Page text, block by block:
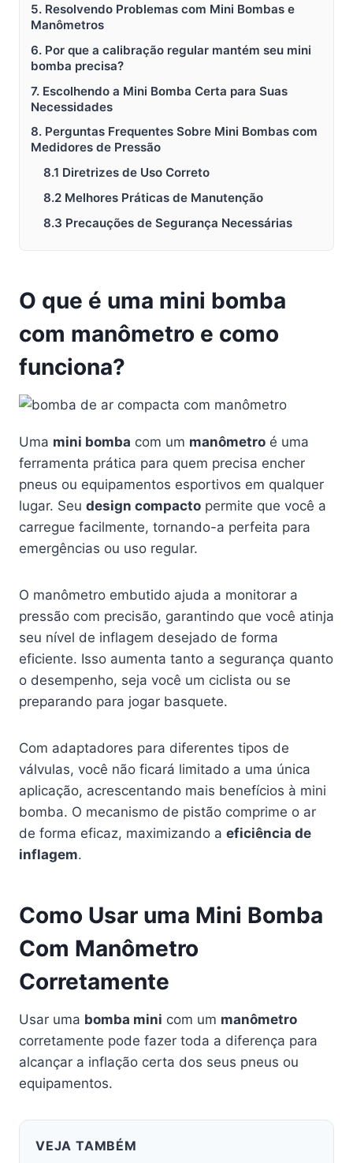
5. Resolvendo Problemas com Mini Bombas e
Manômetros
6. Por que a calibração regular mantém seu mini
bomba precisa?
7. Escolhendo a Mini Bomba Certa para Suas
Necessidades
8. Perguntas Frequentes Sobre Mini Bombas com
Medidores de Pressão
8.1 Diretrizes de Uso Correto
8.2 Melhores Práticas de Manutenção
8.3 Precauções de Segurança Necessárias
O que é uma mini bomba
com manômetro e como
funciona?
Uma mini bomba com um manômetro é uma
ferramenta prática para quem precisa encher
pneus ou equipamentos esportivos em qualquer
lugar. Seu design compacto permite que você a
carregue facilmente, tornando-a perfeita para
emergências ou uso regular.
O manômetro embutido ajuda a monitorar a
pressão com precisão, garantindo que você atinja
seu nível de inflagem desejado de forma
eficiente. Isso aumenta tanto a segurança quanto
o desempenho, seja você um ciclista ou se
preparando para jogar basquete.
Com adaptadores para diferentes tipos de
válvulas, você não ficará limitado a uma única
aplicação, acrescentando mais benefícios à mini
bomba. O mecanismo de pistão comprime o ar
de forma eficaz, maximizando a eficiência de
inflagem.
Como Usar uma Mini Bomba
Com Manômetro
Corretamente
Usar uma bomba mini com um manômetro
corretamente pode fazer toda a diferença para
alcançar a inflação certa dos seus pneus ou
equipamentos.
VEJA TAMBÉM